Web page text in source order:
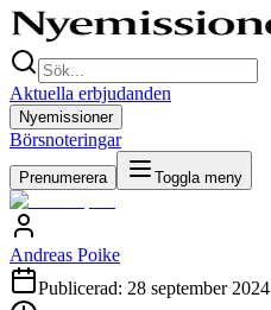
Aktuella erbjudanden
Nyemissioner
Börsnoteringar
Prenumerera Toggla meny
Andreas Poike
Publicerad: 28 september 2024